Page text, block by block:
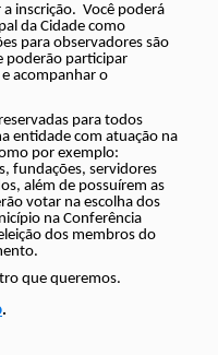
inscrição. Você poderá
da Cidade como
para observadores são
poderão participar
acompanhar o
para todos
entidade com atuação na
por exemplo:
fundações, servidores
além de possuírem as
votar na escolha dos
na Conferência
dos membros do
que queremos.
.